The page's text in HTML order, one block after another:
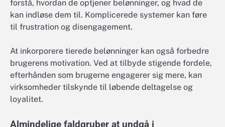
forstå, hvordan de optjener belønninger, og hvad de
kan indløse dem til. Komplicerede systemer kan føre
til frustration og disengagement.
At inkorporere tierede belønninger kan også forbedre
brugerens motivation. Ved at tilbyde stigende fordele,
efterhånden som brugerne engagerer sig mere, kan
virksomheder tilskynde til løbende deltagelse og
loyalitet.
Almindelige faldgruber at undgå i